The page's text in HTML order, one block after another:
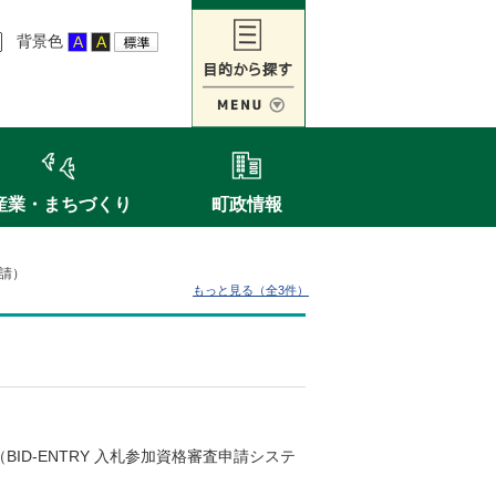
背景色
業・まちづくり 町政情報
）
もっと見る（全3件）
ENTRY 入札参加資格審査申請システ